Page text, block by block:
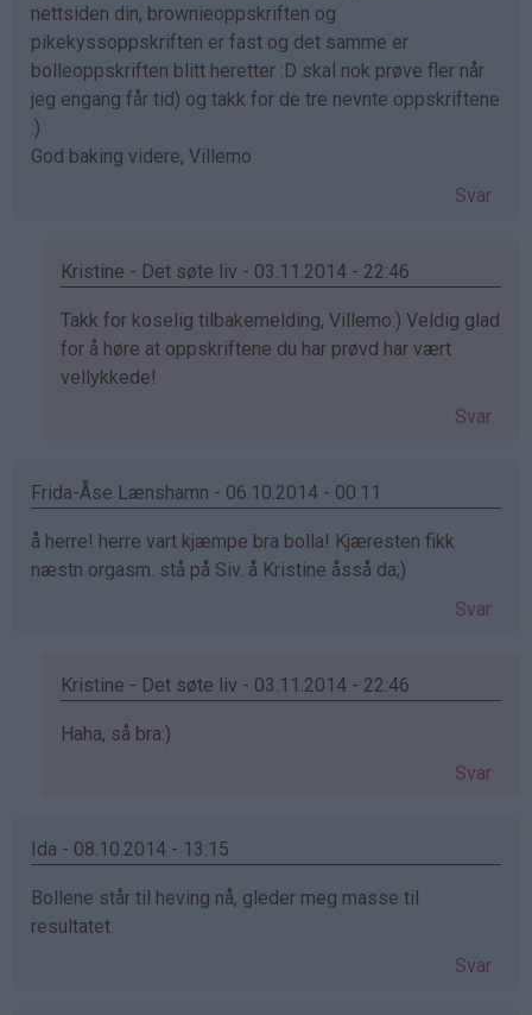
nettsiden din, brownieoppskriften og
pikekyssoppskriften er fast og det samme er
bolleoppskriften blitt heretter :D skal nok prøve fler når
jeg engang får tid) og takk for de tre nevnte oppskriftene
:)
God baking videre, Villemo
Svar
Kristine - Det søte liv - 03.11.2014 - 22:46
Som
svar
på
bekreftet)
Takk for koselig tilbakemelding, Villemo:) Veldig glad
for å høre at oppskriftene du har prøvd har vært
vellykkede!
Svar
Frida-Åse Lænshamn - 06.10.2014 - 00:11
å herre! herre vart kjæmpe bra bolla! Kjæresten fikk
næstn orgasm. stå på Siv. å Kristine åsså da;)
Svar
Kristine - Det søte liv - 03.11.2014 - 22:46
Som
Frida-
Lænshamn
(ikke
Haha, så bra:)
Svar
Ida - 08.10.2014 - 13:15
Bollene står til heving nå, gleder meg masse til
resultatet.
Svar